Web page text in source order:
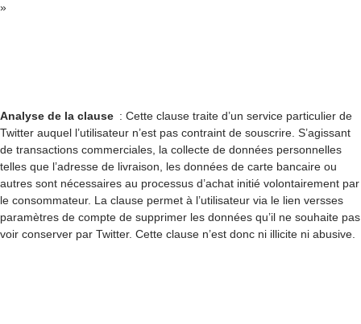
»
Analyse de la clause : Cette clause traite d’un service particulier de
Twitter auquel l’utilisateur n’est pas contraint de souscrire. S’agissant
de transactions commerciales, la collecte de données personnelles
telles que l’adresse de livraison, les données de carte bancaire ou
autres sont nécessaires au processus d’achat initié volontairement par
le consommateur. La clause permet à l’utilisateur via le lien versses
paramètres de compte de supprimer les données qu’il ne souhaite pas
voir conserver par Twitter. Cette clause n’est donc ni illicite ni abusive.